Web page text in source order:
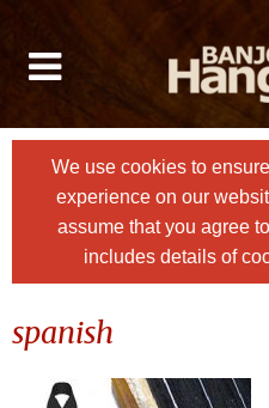
We use cookies to
experience on our
assume that you agree to
includes details of
spanish